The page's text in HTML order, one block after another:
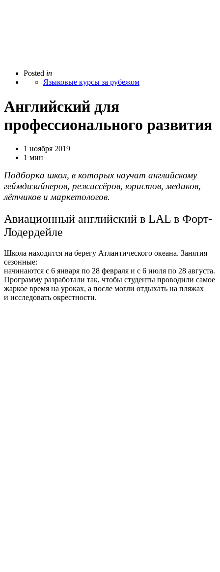
Posted in
Языковые курсы за рубежом
Английский для
профессионального развития
1 ноября 2019
1 мин
Подборка школ, в которых научат английскому
геймдизайнеров, режиссёров, юристов, медиков,
лётчиков и маркетологов.
Авиационный английский в LAL в Форт-
Лодердейле
Школа находится на берегу Атлантического океана. Занятия
сезонные:
начинаются с 6 января по 28 февраля и с 6 июля по 28 августа.
Программу разработали так, чтобы студенты проводили самое
жаркое время на уроках, а после могли отдыхать на пляжах
и исследовать окрестности.